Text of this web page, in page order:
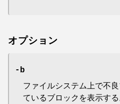
オプション
-b
ファイルシステム上で不
ているブロックを表示する